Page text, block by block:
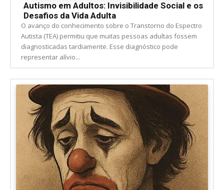
Autismo em Adultos: Invisibilidade Social e os
Desafios da Vida Adulta
O avanço do conhecimento sobre o Transtorno do Espectro
Autista (TEA) permitiu que muitas pessoas adultas fossem
diagnosticadas tardiamente. Esse diagnóstico pode
representar alívio...